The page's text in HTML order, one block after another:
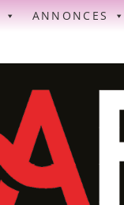
ANNONCES